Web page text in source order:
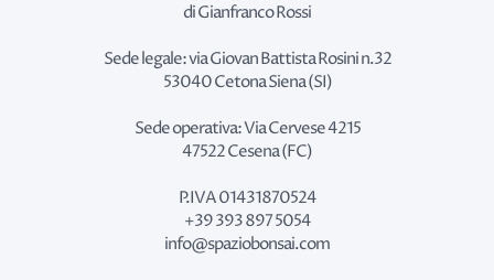
di Gianfranco Rossi
Sede legale: via Giovan Battista Rosini n.32
53040 Cetona Siena (SI)
Sede operativa: Via Cervese 4215
47522 Cesena (FC)
P.IVA 01431870524
+39 393 897 5054
info@spaziobonsai.com